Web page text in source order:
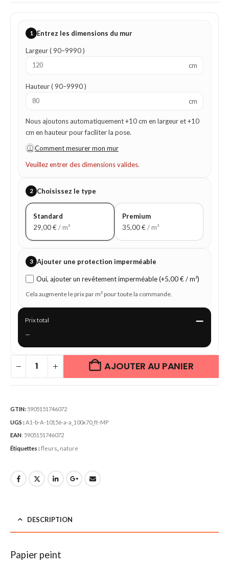
1 Entrez les dimensions du mur
Largeur ( 90–9990 )
cm
Hauteur ( 90–9990 )
cm
Nous ajoutons automatiquement +10 cm en largeur et +10
cm en hauteur pour faciliter la pose.
ⓘ Comment mesurer mon mur
Veuillez entrer des dimensions valides.
2 Choisissez le type
Standard
29,00€/ m²
Premium
35,00€/ m²
3 Ajouter une protection imperméable
Oui, ajouter un revêtement imperméable (+5,00 € / m²)
Cela augmente le prix par m² pour toute la commande.
Prix total —
—
AJOUTER AU PANIER
GTIN: 5905151746072
UGS :A1-b-A-10156-a-a_100x70_ft-MP
EAN: 5905151746072
Étiquettes :fleurs nature
DESCRIPTION
Papier peint